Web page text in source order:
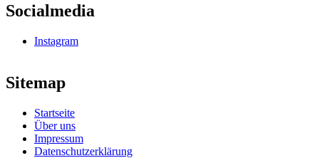
Socialmedia
Instagram
Sitemap
Startseite
Über uns
Impressum
Datenschutzerklärung